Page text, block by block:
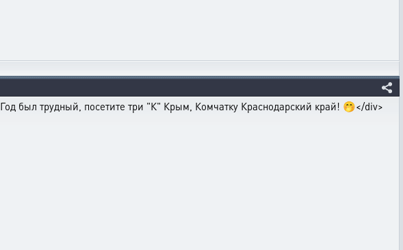
Год был трудный, посетите три "К" Крым, Комчатку Краснодарский край! 🤭</div>